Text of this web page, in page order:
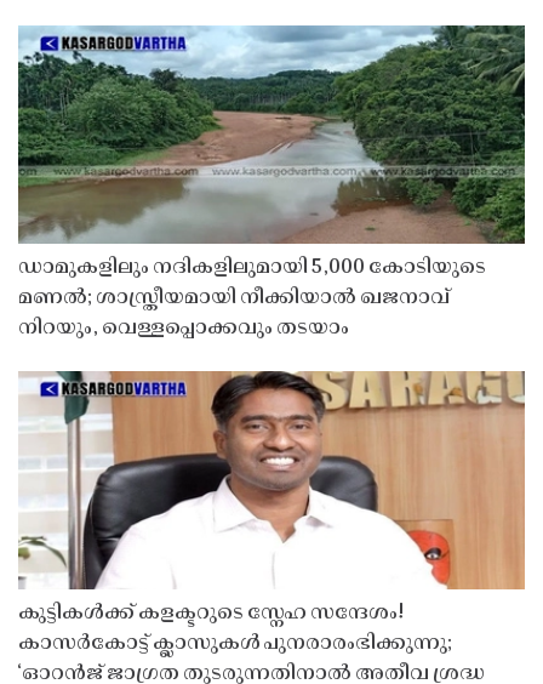
ഡാമുകളിലും നദികളിലുമായി 5,000 കോടിയുടെ
മണൽ; ശാസ്ത്രീയമായി നീക്കിയാൽ ഖജനാവ്
നിറയും, വെള്ളപ്പൊക്കവും തടയാം
കുട്ടികൾക്ക് കളക്ടറുടെ സ്നേഹ സന്ദേശം!
കാസർകോട്ട് ക്ലാസുകൾ പുനരാരംഭിക്കുന്നു;
‘ഓറൻജ് ജാഗ്രത തുടരുന്നതിനാൽ അതീവ ശ്രദ്ധ